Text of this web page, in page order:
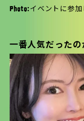
Photo:イベントに参
一番人気だった